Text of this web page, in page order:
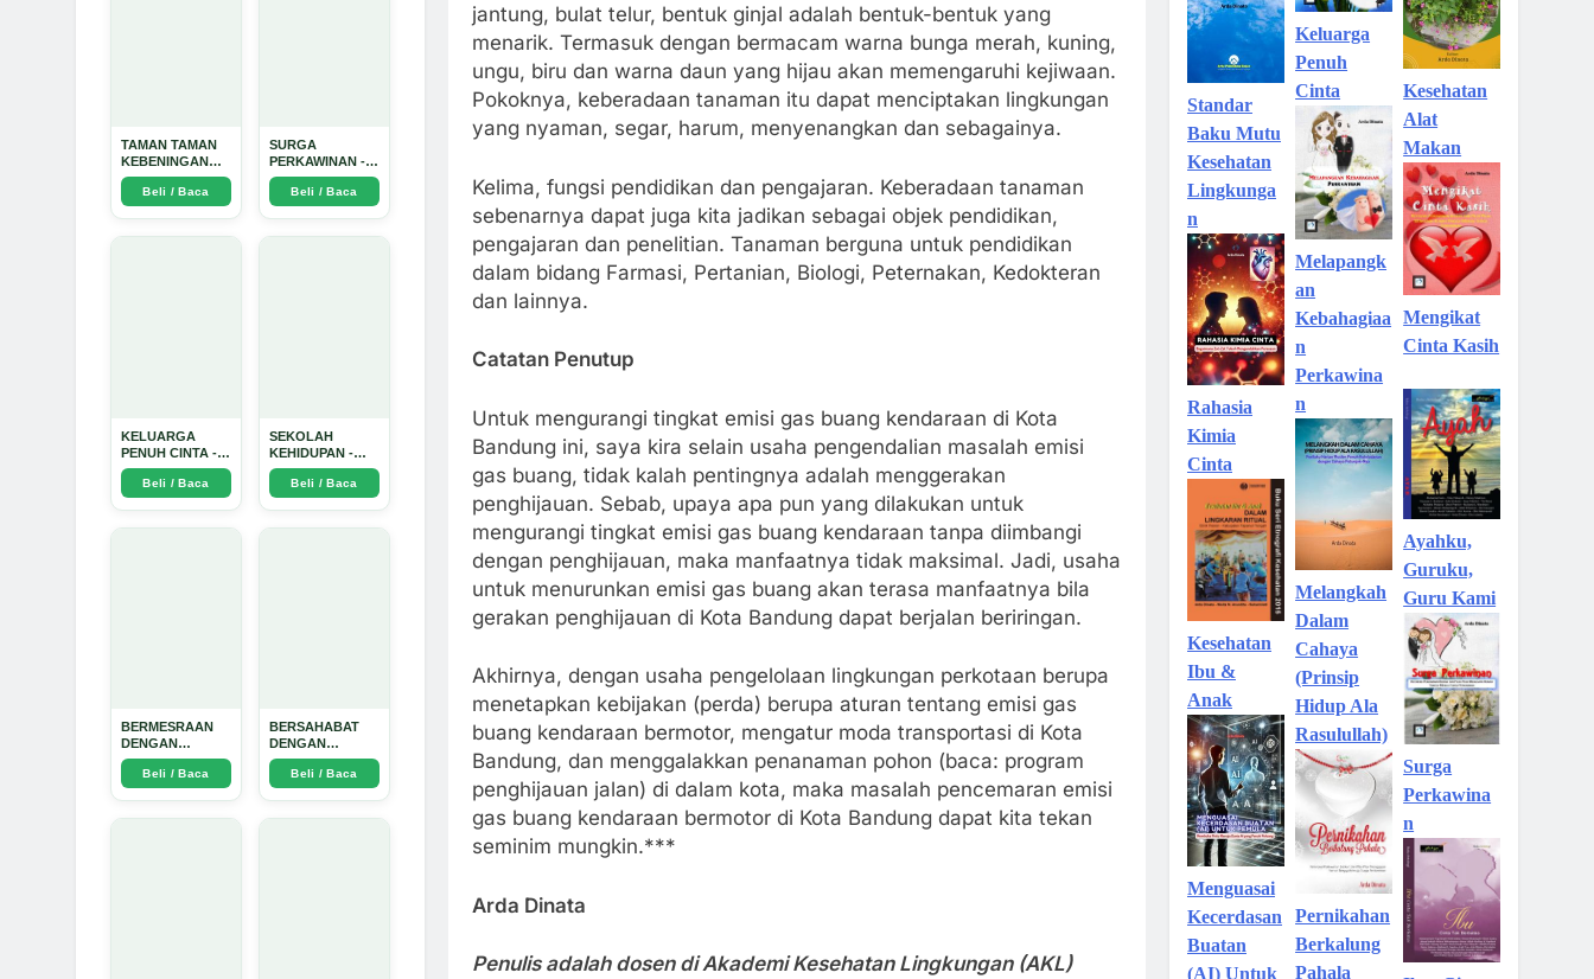
TAMAN TAMAN
KEBENINGAN
HATI - Arda
DinataBeli / Baca
SURGA
PERKAWINAN -
Arda Dinata
Beli / Baca
KELUARGA
PENUH CINTA -
Arda Dinata
Beli / Baca
SEKOLAH
KEHIDUPAN -
Arda Dinata
Beli / Baca
BERMESRAAN
DENGAN
KEBAIKAN - Arda
DinataBeli / Baca
BERSAHABAT
DENGAN
NYAMUK: Jurus
Jitu Atasi
Beli / Baca
jantung, bulat telur, bentuk ginjal adalah bentuk-bentuk yang
menarik. Termasuk dengan bermacam warna bunga merah, kuning,
ungu, biru dan warna daun yang hijau akan memengaruhi kejiwaan.
Pokoknya, keberadaan tanaman itu dapat menciptakan lingkungan
yang nyaman, segar, harum, menyenangkan dan sebagainya.
Kelima, fungsi pendidikan dan pengajaran. Keberadaan tanaman
sebenarnya dapat juga kita jadikan sebagai objek pendidikan,
pengajaran dan penelitian. Tanaman berguna untuk pendidikan
dalam bidang Farmasi, Pertanian, Biologi, Peternakan, Kedokteran
dan lainnya.
Catatan Penutup
Untuk mengurangi tingkat emisi gas buang kendaraan di Kota
Bandung ini, saya kira selain usaha pengendalian masalah emisi
gas buang, tidak kalah pentingnya adalah menggerakan
penghijauan. Sebab, upaya apa pun yang dilakukan untuk
mengurangi tingkat emisi gas buang kendaraan tanpa diimbangi
dengan penghijauan, maka manfaatnya tidak maksimal. Jadi, usaha
untuk menurunkan emisi gas buang akan terasa manfaatnya bila
gerakan penghijauan di Kota Bandung dapat berjalan beriringan.
Akhirnya, dengan usaha pengelolaan lingkungan perkotaan berupa
menetapkan kebijakan (perda) berupa aturan tentang emisi gas
buang kendaraan bermotor, mengatur moda transportasi di Kota
Bandung, dan menggalakkan penanaman pohon (baca: program
penghijauan jalan) di dalam kota, maka masalah pencemaran emisi
gas buang kendaraan bermotor di Kota Bandung dapat kita tekan
seminim mungkin.***
Arda Dinata
Penulis adalah dosen di Akademi Kesehatan Lingkungan (AKL)
Standar
Baku Mutu
Kesehatan
Lingkunga
n
Rahasia
Kimia
Cinta
Kesehatan
Ibu &
Anak
Menguasai
Kecerdasan
Buatan
(AI) Untuk
Keluarga
Penuh
Cinta
Melapangk
an
Kebahagiaa
n
Perkawina
n
Melangkah
Dalam
Cahaya
(Prinsip
Hidup Ala
Rasulullah)
Pernikahan
Berkalung
Pahala
Kesehatan
Alat
Makan
Mengikat
Cinta Kasih
Ayahku,
Guruku,
Guru Kami
Surga
Perkawina
n